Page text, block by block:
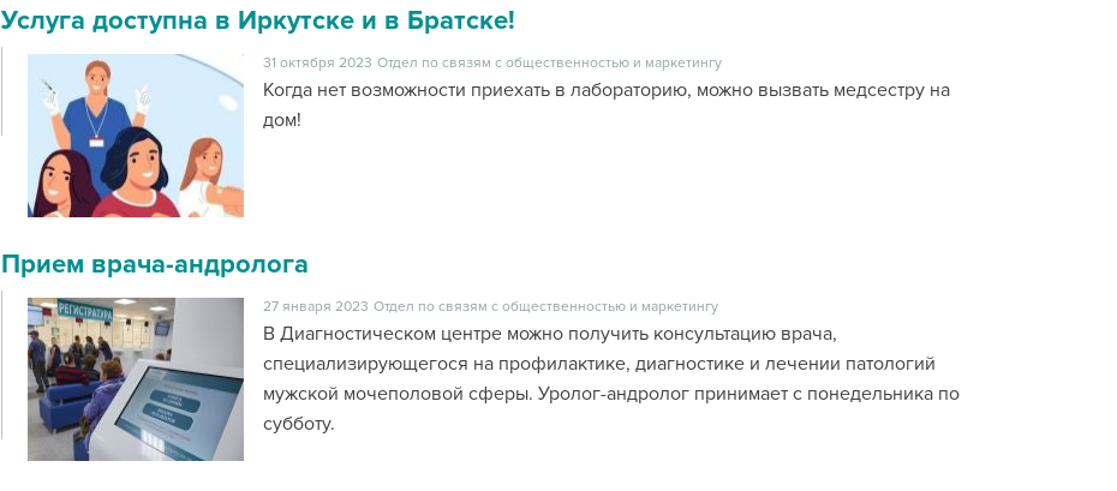
Услуга доступна в Иркутске и в Братске!
31 октября 2023 Отдел по связям с общественностью и маркетингу
Когда нет возможности приехать в лабораторию, можно вызвать медсестру на
дом!
Прием врача-андролога
27 января 2023 Отдел по связям с общественностью и маркетингу
В Диагностическом центре можно получить консультацию врача,
специализирующегося на профилактике, диагностике и лечении патологий
мужской мочеполовой сферы. Уролог-андролог принимает с понедельника по
субботу.